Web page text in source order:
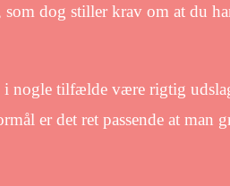
som dog stiller krav om at du
nogle tilfælde være rigtig
er det ret passende at man